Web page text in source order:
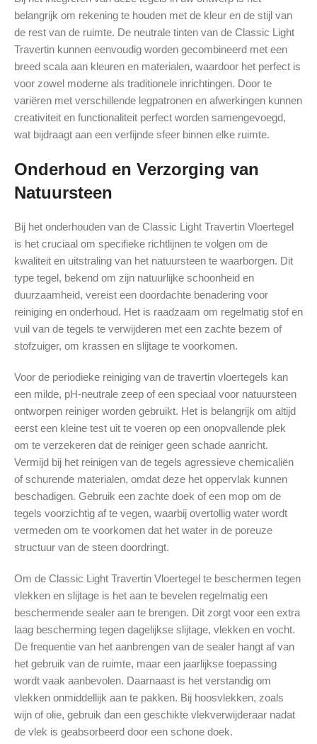
belangrijk om rekening te houden met de kleur en de stijl van
de rest van de ruimte. De neutrale tinten van de Classic Light
Travertin kunnen eenvoudig worden gecombineerd met een
breed scala aan kleuren en materialen, waardoor het perfect is
voor zowel moderne als traditionele inrichtingen. Door te
variëren met verschillende legpatronen en afwerkingen kunnen
creativiteit en functionaliteit perfect worden samengevoegd,
wat bijdraagt aan een verfijnde sfeer binnen elke ruimte.
Onderhoud en Verzorging van
Natuursteen
Bij het onderhouden van de Classic Light Travertin Vloertegel
is het cruciaal om specifieke richtlijnen te volgen om de
kwaliteit en uitstraling van het natuursteen te waarborgen. Dit
type tegel, bekend om zijn natuurlijke schoonheid en
duurzaamheid, vereist een doordachte benadering voor
reiniging en onderhoud. Het is raadzaam om regelmatig stof en
vuil van de tegels te verwijderen met een zachte bezem of
stofzuiger, om krassen en slijtage te voorkomen.
Voor de periodieke reiniging van de travertin vloertegels kan
een milde, pH-neutrale zeep of een speciaal voor natuursteen
ontworpen reiniger worden gebruikt. Het is belangrijk om altijd
eerst een kleine test uit te voeren op een onopvallende plek
om te verzekeren dat de reiniger geen schade aanricht.
Vermijd bij het reinigen van de tegels agressieve chemicaliën
of schurende materialen, omdat deze het oppervlak kunnen
beschadigen. Gebruik een zachte doek of een mop om de
tegels voorzichtig af te vegen, waarbij overtollig water wordt
vermeden om te voorkomen dat het water in de poreuze
structuur van de steen doordringt.
Om de Classic Light Travertin Vloertegel te beschermen tegen
vlekken en slijtage is het aan te bevelen regelmatig een
beschermende sealer aan te brengen. Dit zorgt voor een extra
laag bescherming tegen dagelijkse slijtage, vlekken en vocht.
De frequentie van het aanbrengen van de sealer hangt af van
het gebruik van de ruimte, maar een jaarlijkse toepassing
wordt vaak aanbevolen. Daarnaast is het verstandig om
vlekken onmiddellijk aan te pakken. Bij hoosvlekken, zoals
wijn of olie, gebruik dan een geschikte vlekverwijderaar nadat
de vlek is geabsorbeerd door een schone doek.